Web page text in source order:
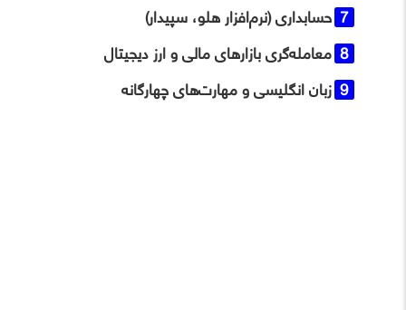
حسابداری (نرم‌افزار هلو، سپیدار)
معامله‌گری بازارهای مالی و ارز دیجیتال
زبان انگلیسی و مهارت‌های چهارگانه